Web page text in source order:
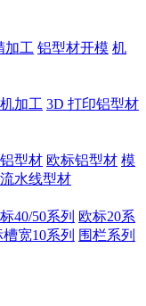
加工 铝型材开模 机
加工 3D 打印铝型材
型材 欧标铝型材 模
流水线型材
40/50系列 欧标20系
宽10系列 围栏系列